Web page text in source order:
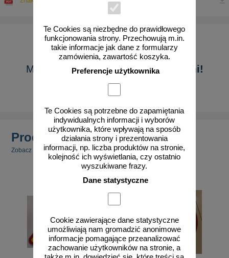
Te Cookies są niezbędne do prawidłowego
funkcjonowania strony. Przechowują m.in.
takie informacje jak dane z formularzy
zamówienia, zawartość koszyka.
Preferencje użytkownika
Te Cookies są potrzebne do zapamiętania
indywidualnych informacji i wyborów
użytkownika, które wpływają na sposób
działania strony i prezentowania
informacji, np. liczba produktów na stronie,
kolejność ich wyświetlania, czy ostatnio
wyszukiwane frazy.
Dane statystyczne
Cookie zawierające dane statystyczne
umożliwiają nam gromadzić anonimowe
informacje pomagające przeanalizować
zachowanie użytkowników na stronie, a
Masz pytanie?Skontaktuj się z nami!
Produkty powiązane
Zobacz inne powiązane produkty.